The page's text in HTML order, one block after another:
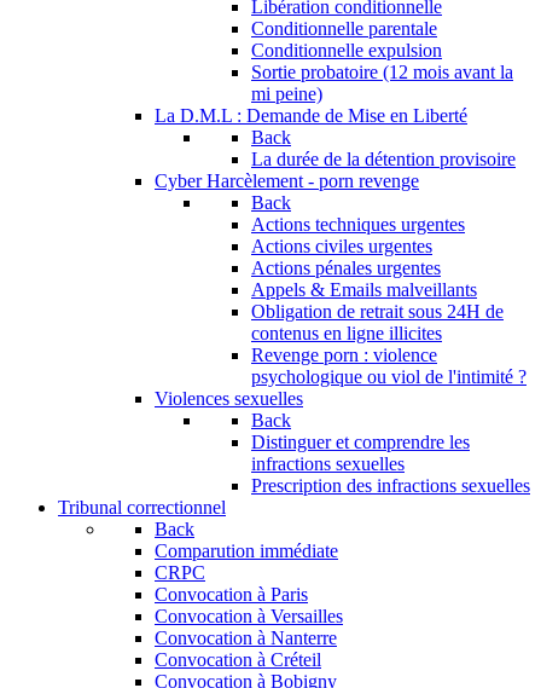
Libération conditionnelle
Conditionnelle parentale
Conditionnelle expulsion
Sortie probatoire (12 mois avant la
mi peine)
La D.M.L : Demande de Mise en Liberté
Back
La durée de la détention provisoire
Cyber Harcèlement - porn revenge
Back
Actions techniques urgentes
Actions civiles urgentes
Actions pénales urgentes
Appels & Emails malveillants
Obligation de retrait sous 24H de
contenus en ligne illicites
Revenge porn : violence
psychologique ou viol de l'intimité ?
Violences sexuelles
Back
Distinguer et comprendre les
infractions sexuelles
Prescription des infractions sexuelles
Tribunal correctionnel
Back
Comparution immédiate
CRPC
Convocation à Paris
Convocation à Versailles
Convocation à Nanterre
Convocation à Créteil
Convocation à Bobigny